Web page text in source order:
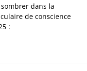
sombrer dans la
de conscience
: